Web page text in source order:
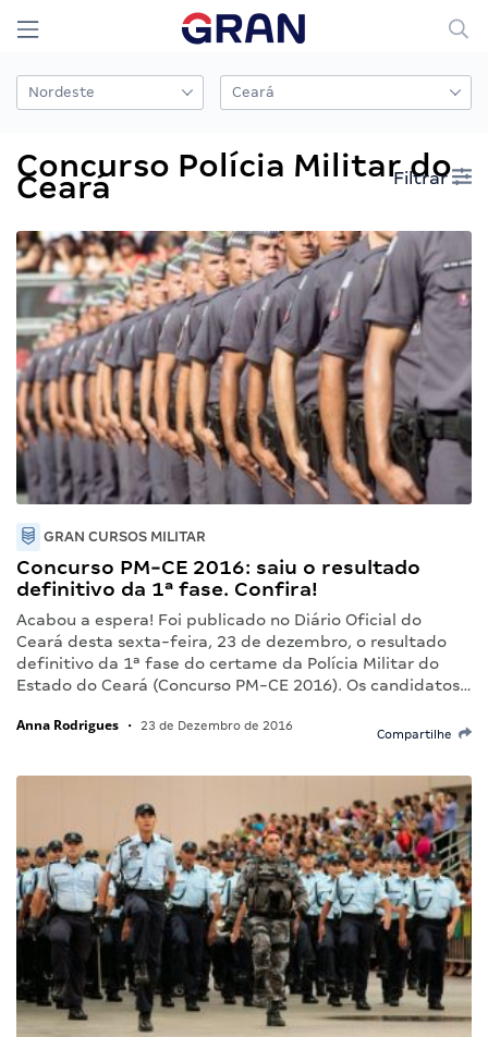
Concurso Polícia Militar do
Ceará Filtrar
GRAN CURSOS MILITAR
Concurso PM-CE 2016: saiu o resultado
definitivo da 1ª fase. Confira!
Acabou a espera! Foi publicado no Diário Oficial do
Ceará desta sexta-feira, 23 de dezembro, o resultado
definitivo da 1ª fase do certame da Polícia Militar do
Estado do Ceará (Concurso PM-CE 2016). Os candidatos…
Anna Rodrigues • 23 de Dezembro de 2016
Compartilhe